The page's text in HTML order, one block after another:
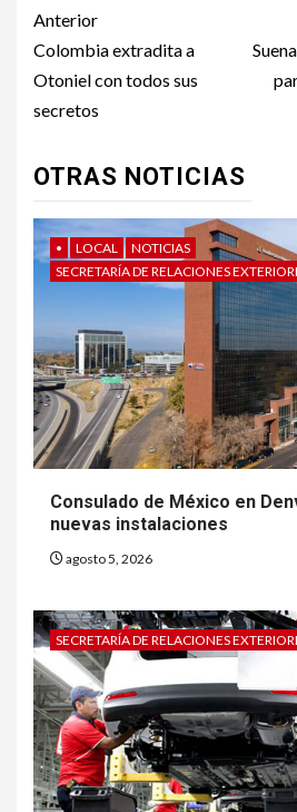
Post
navigation
Anterior
Colombia extradita a
Otoniel con todos sus
secretos
OTRAS NOTICIAS
• LOCAL
NOTICIAS
SECRETARÍA DE RELACIONES
Consulado de México en
nuevas instalaciones
agosto 5, 2026
SECRETARÍA DE RELACIONES
6
HOGAR Y SALUD